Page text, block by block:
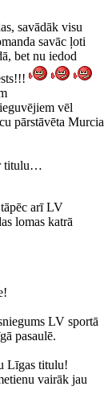
savādāk visu
savāc ļoti
bet nu iedod
vēl
pārstāvēta Murcia
titulu…
arī LV
lomas katrā
LV sportā
pasaulē.
Līgas titulu!
vairāk jau